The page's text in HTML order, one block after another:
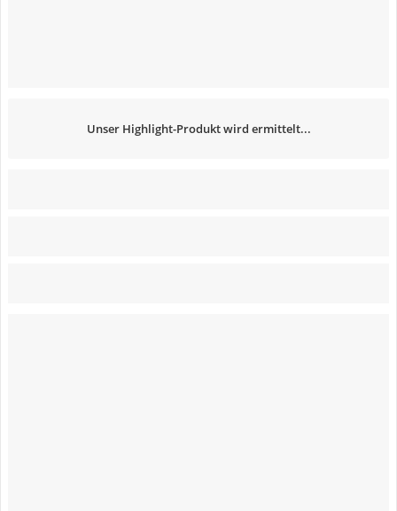
Unser Highlight-Produkt wird ermittelt...